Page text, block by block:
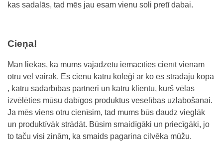
kas sadalās, tad mēs jau esam vienu soli pretī dabai.
Cieņa!
Man liekas, ka mums vajadzētu iemācīties cienīt vienam
otru vēl vairāk. Es cienu katru kolēģi ar ko es strādāju kopā
, katru sadarbības partneri un katru klientu, kurš vēlas
izvēlēties mūsu dabīgos produktus veselības uzlabošanai.
Ja mēs viens otru cienīsim, tad mums būs daudz vieglāk
un produktīvāk strādāt. Būsim smaidīgāki un priecīgāki, jo
to taču visi zinām, ka smaids pagarina cilvēka mūžu.